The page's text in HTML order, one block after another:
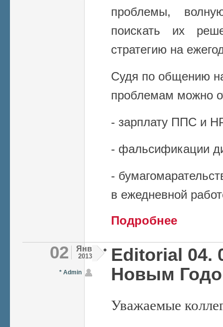
проблемы,
поискать их
стратегию на
Судя по общению
проблемам можно
- зарплату ППС и
- фальсификации
-
в ежедневной
Подробнее
02 Янв
2013
* Admin
Editorial 04.
Новым
Уважаемые